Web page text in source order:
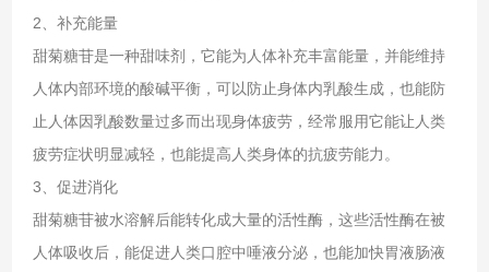
2、补充能量
甜菊糖苷是一种甜味剂，它能为人体补充丰富能量，并能维持
人体内部环境的酸碱平衡，可以防止身体内乳酸生成，也能防
止人体因乳酸数量过多而出现身体疲劳，经常服用它能让人类
疲劳症状明显减轻，也能提高人类身体的抗疲劳能力。
3、促进消化
甜菊糖苷被水溶解后能转化成大量的活性酶，这些活性酶在被
人体吸收后，能促进人类口腔中唾液分泌，也能加快胃液肠液